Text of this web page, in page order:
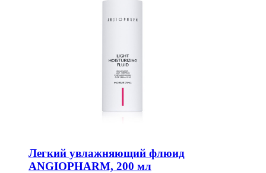
Легкий увлажняющий флюид
ANGIOPHARM, 200 мл